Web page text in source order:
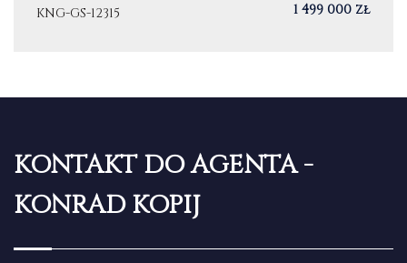
KNG-GS-12315 1 499 000 zł
KONTAKT DO AGENTA -
KONRAD KOPIJ